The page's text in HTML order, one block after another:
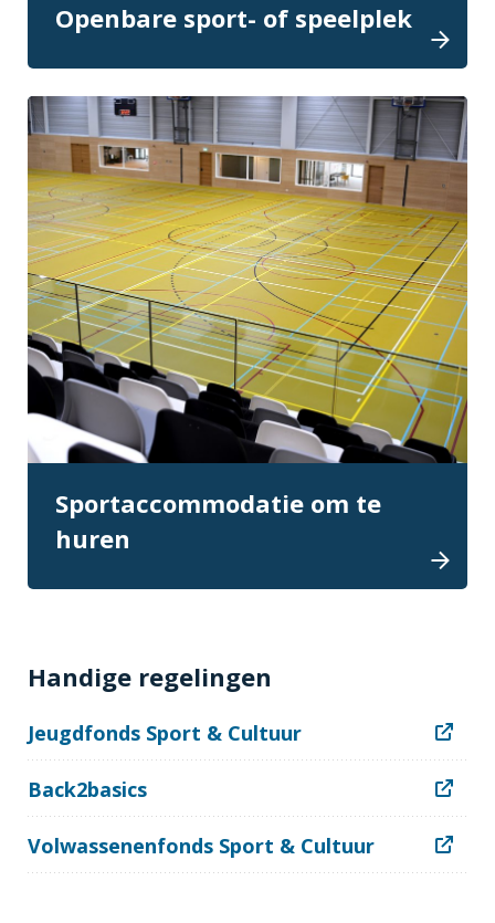
Openbare sport- of speelplek
Sportaccommodatie om te
huren
Handige regelingen
Jeugdfonds Sport & Cultuur
Back2basics
Volwassenenfonds Sport & Cultuur